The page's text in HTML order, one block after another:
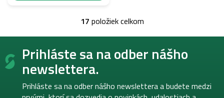
O
v
á
d
c
i
17 položiek celkom
Z
Prihláste sa na odber nášho
newslettera.
Prihláste sa na odber nášho newslettera a budete medzi